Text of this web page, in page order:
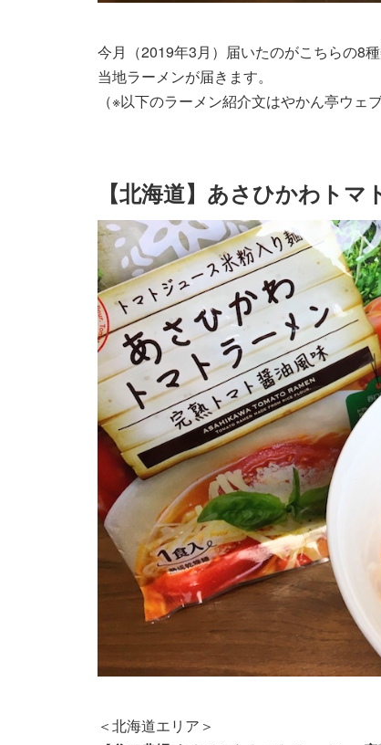
今月（2019年3月）届いたのがこちらの8
当地ラーメンが届きます。
（※以下のラーメン紹介文はやかん亭ウェ
【北海道】あさひかわトマ
＜北海道エリア＞